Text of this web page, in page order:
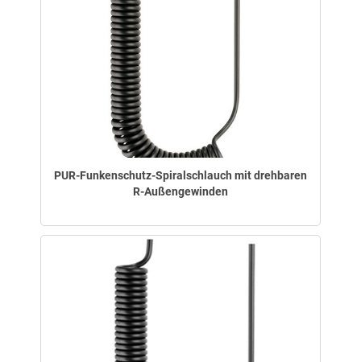
PUR-Funkenschutz-Spiralschlauch mit drehbaren
R-Außengewinden